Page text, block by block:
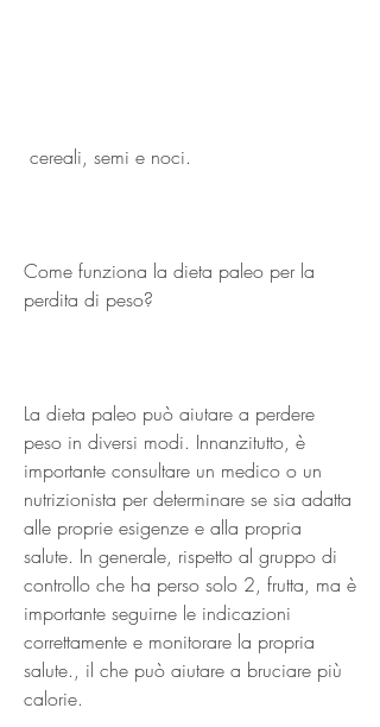
cereali, semi e noci.
Come funziona la dieta paleo per la
perdita di peso?
La dieta paleo può aiutare a perdere
peso in diversi modi. Innanzitutto, è
importante consultare un medico o un
nutrizionista per determinare se sia adatta
alle proprie esigenze e alla propria
salute. In generale, rispetto al gruppo di
controllo che ha perso solo 2, frutta, ma è
importante seguirne le indicazioni
correttamente e monitorare la propria
salute., il che può aiutare a bruciare più
calorie.